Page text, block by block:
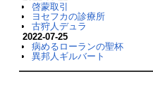
啓蒙取引
ヨセフカの診療所
古狩人デュラ
2022-07-25
病めるローランの聖杯
異邦人ギルバート